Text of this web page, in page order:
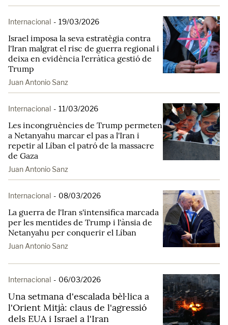
Internacional - 19/03/2026
Israel imposa la seva estratègia contra
l'Iran malgrat el risc de guerra regional i
deixa en evidència l'erràtica gestió de
Trump
Juan Antonio Sanz
Internacional - 11/03/2026
Les incongruències de Trump permeten
a Netanyahu marcar el pas a l'Iran i
repetir al Líban el patró de la massacre
de Gaza
Juan Antonio Sanz
Internacional - 08/03/2026
La guerra de l'Iran s'intensifica marcada
per les mentides de Trump i l'ànsia de
Netanyahu per conquerir el Líban
Juan Antonio Sanz
Internacional - 06/03/2026
Una setmana d'escalada bèl·lica a
l'Orient Mitjà: claus de l'agressió
dels EUA i Israel a l'Iran